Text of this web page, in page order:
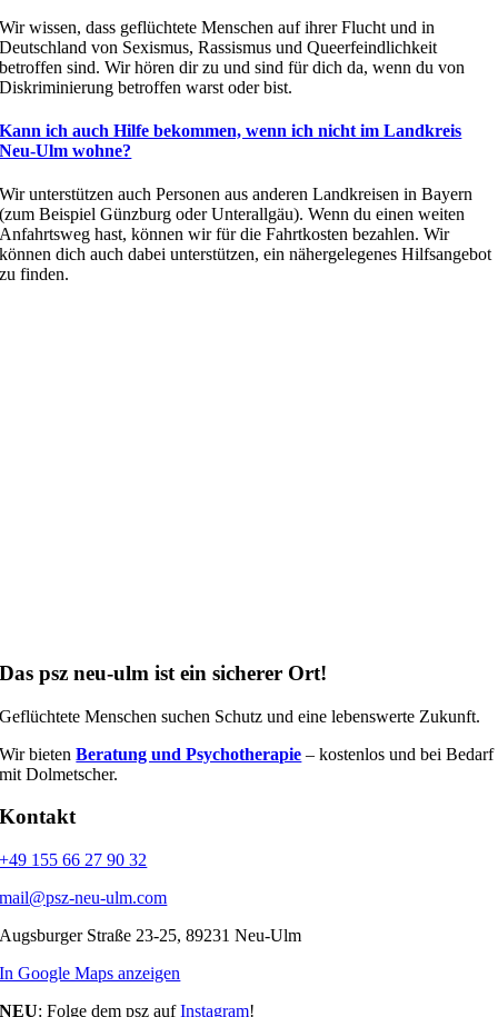
Wir wissen, dass geflüchtete Menschen auf ihrer Flucht und in
Deutschland von Sexismus, Rassismus und Queerfeindlichkeit
betroffen sind. Wir hören dir zu und sind für dich da, wenn du von
Diskriminierung betroffen warst oder bist.
Kann ich auch Hilfe bekommen, wenn ich nicht im Landkreis
Neu-Ulm wohne?
Wir unterstützen auch Personen aus anderen Landkreisen in Bayern
(zum Beispiel Günzburg oder Unterallgäu). Wenn du einen weiten
Anfahrtsweg hast, können wir für die Fahrtkosten bezahlen. Wir
können dich auch dabei unterstützen, ein nähergelegenes Hilfsangebot
zu finden.
Das psz neu-ulm ist ein sicherer Ort!
Geflüchtete Menschen suchen Schutz und eine lebenswerte Zukunft.
Wir bietenBeratung und Psychotherapie – kostenlos und bei Bedarf
mit Dolmetscher.
Kontakt
+49 155 66 27 90 32
mail@psz-neu-ulm.com
Augsburger Straße 23-25, 89231 Neu-Ulm
In Google Maps anzeigen
NEU: Folge dem psz aufInstagram!